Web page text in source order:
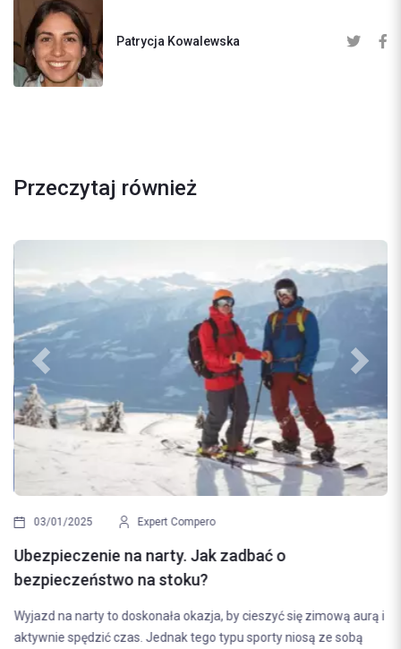
Patrycja Kowalewska
Przeczytaj również
03/01/2025 Expert Compero
Ubezpieczenie na narty. Jak zadbać o
bezpieczeństwo na stoku?
Wyjazd na narty to doskonała okazja, by cieszyć się zimową aurą i
aktywnie spędzić czas. Jednak tego typu sporty niosą ze sobą
Previous Next